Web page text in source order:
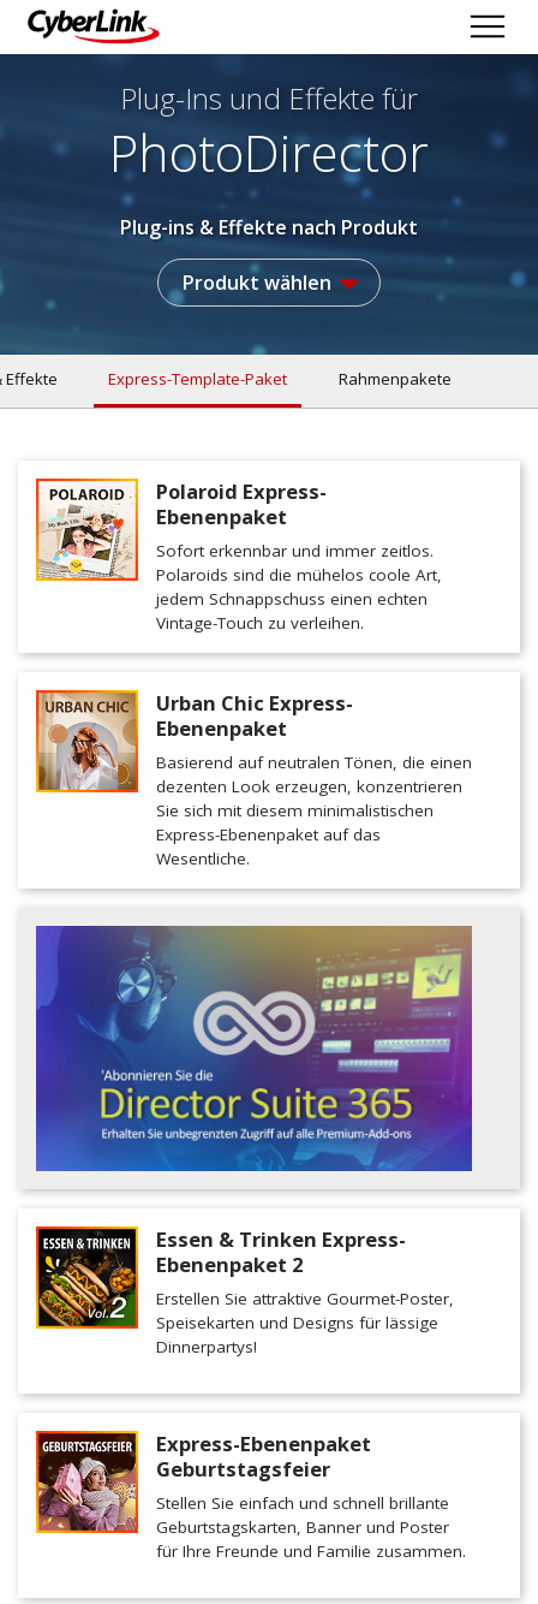
Plug-Ins und Effekte für
PhotoDirector
Plug-ins & Effekte nach Produkt
Produkt wählen
Effekte Express-Template-Paket Rahmenpakete
Polaroid Express-
Ebenenpaket
Sofort erkennbar und immer zeitlos.
Polaroids sind die mühelos coole Art,
jedem Schnappschuss einen echten
Vintage-Touch zu verleihen.
Urban Chic Express-
Ebenenpaket
Basierend auf neutralen Tönen, die einen
dezenten Look erzeugen, konzentrieren
Sie sich mit diesem minimalistischen
Express-Ebenenpaket auf das
Wesentliche.
Essen & Trinken Express-
Ebenenpaket 2
Erstellen Sie attraktive Gourmet-Poster,
Speisekarten und Designs für lässige
Dinnerpartys!
Express-Ebenenpaket
Geburtstagsfeier
Stellen Sie einfach und schnell brillante
Geburtstagskarten, Banner und Poster
für Ihre Freunde und Familie zusammen.